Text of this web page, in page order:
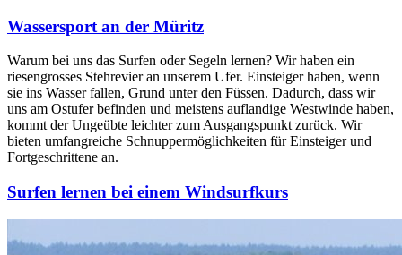
Wassersport an der Müritz
Warum bei uns das Surfen oder Segeln lernen? Wir haben ein
riesengrosses Stehrevier an unserem Ufer. Einsteiger haben, wenn
sie ins Wasser fallen, Grund unter den Füssen. Dadurch, dass wir
uns am Ostufer befinden und meistens auflandige Westwinde haben,
kommt der Ungeübte leichter zum Ausgangspunkt zurück. Wir
bieten umfangreiche Schnuppermöglichkeiten für Einsteiger und
Fortgeschrittene an.
Surfen lernen bei einem Windsurfkurs